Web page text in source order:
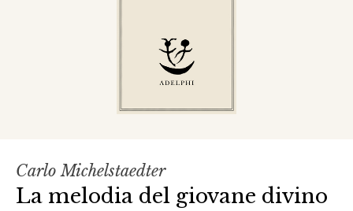
Carlo Michelstaedter
La melodia del giovane divino